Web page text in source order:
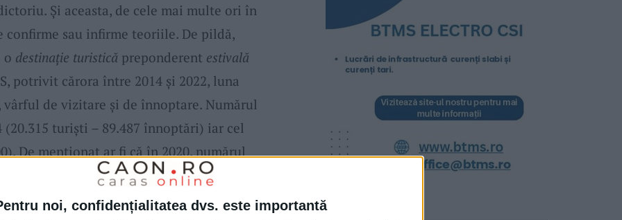
noi, confidențialitatea dvs. este importantă
Şi aceasta, de cele mai multe ori în
confirme sau infirme teoriile. De pildă,
o destinaţie turistică preponderent estivală
potrivit cărora între 2014 şi 2022, luna
de vizitare şi de înnoptare. Numărul
turişti – 89.487 înnoptări) iar cel
De menţionat ar fi că în 2020, numărul
mare decât în 2021 şi 2022, atât în